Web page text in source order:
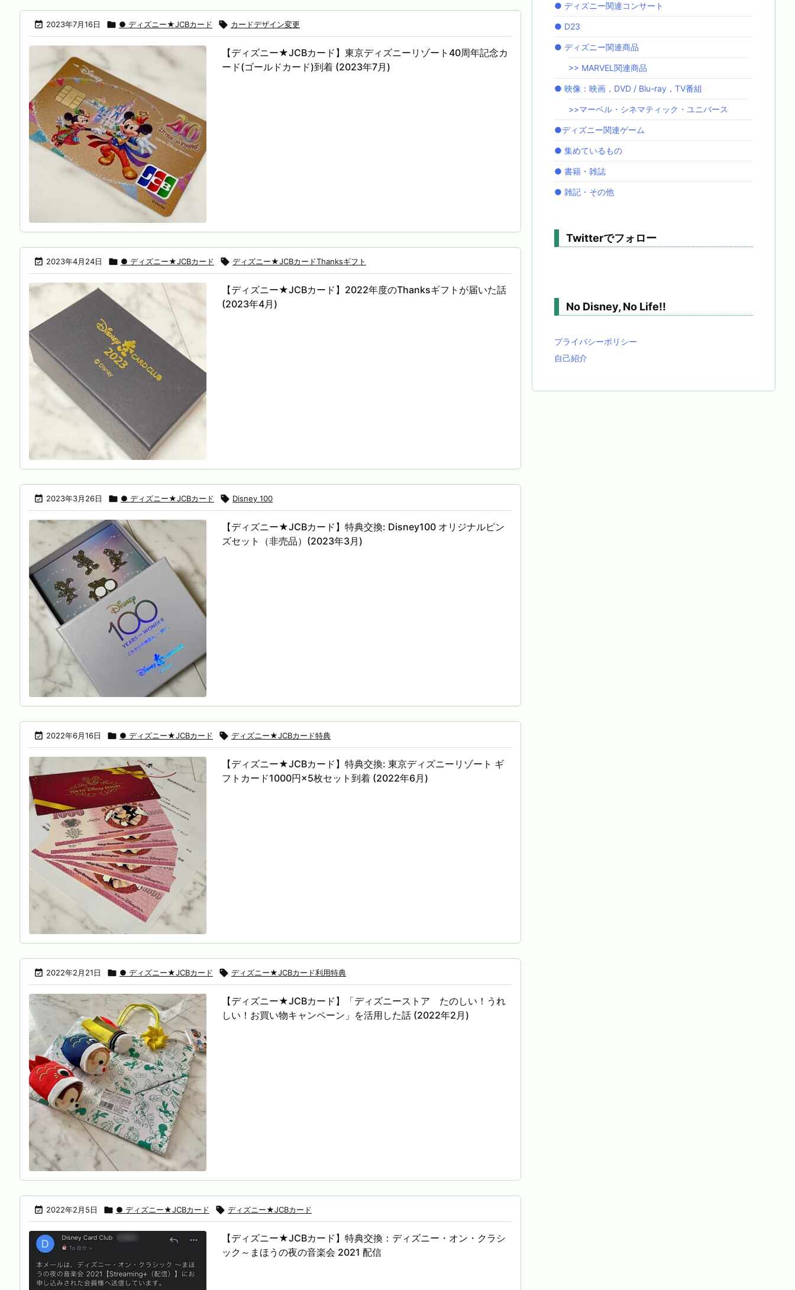
 2023年7月16日  ● ディズニー★JCBカード  カードデザイン変更
【ディズニー★JCBカード】東京ディズニーリゾート40周年記念カ
ード(ゴールドカード)到着 (2023年7月)
 2023年4月24日  ● ディズニー★JCBカード  ディズニー★JCBカードThanksギフト
【ディズニー★JCBカード】2022年度のThanksギフトが届いた話
(2023年4月)
 2023年3月26日  ● ディズニー★JCBカード  Disney 100
【ディズニー★JCBカード】特典交換: Disney100 オリジナルピン
ズセット（非売品）(2023年3月)
 2022年6月16日  ● ディズニー★JCBカード  ディズニー★JCBカード特典
【ディズニー★JCBカード】特典交換: 東京ディズニーリゾート ギ
フトカード1000円×5枚セット到着 (2022年6月)
 2022年2月21日  ● ディズニー★JCBカード  ディズニー★JCBカード利用特典
【ディズニー★JCBカード】「ディズニーストア たのしい！うれ
しい！お買い物キャンペーン」を活用した話 (2022年2月)
 2022年2月5日  ● ディズニー★JCBカード  ディズニー★JCBカード
【ディズニー★JCBカード】特典交換：ディズニー・オン・クラシ
ック～まほうの夜の音楽会 2021 配信
● ディズニー関連コンサート
● D23
● ディズニー関連商品
>> MARVEL関連商品
● 映像：映画，DVD / Blu-ray，TV番組
>>マーベル・シネマティック・ユニバース
●ディズニー関連ゲーム
● 集めているもの
● 書籍・雑誌
● 雑記・その他
Twitterでフォロー
No Disney, No Life!!
プライバシーポリシー
自己紹介